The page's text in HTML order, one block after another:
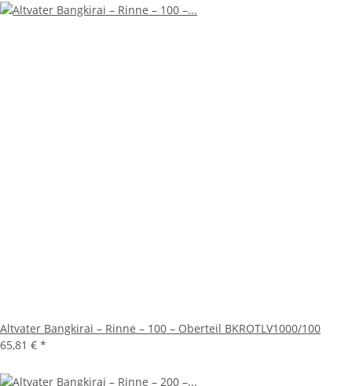
Altvater Bangkirai – Rinne – 100 – Oberteil BKROTLV1000/100
65,81 € *